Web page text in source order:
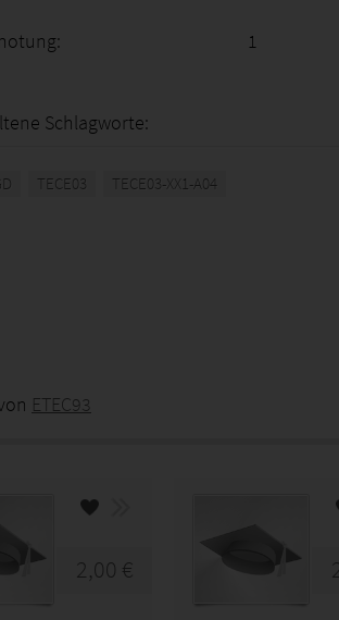
1
Schlagworte:
TECE03 TECE03-XX1-A04
ETEC93
2,00 €